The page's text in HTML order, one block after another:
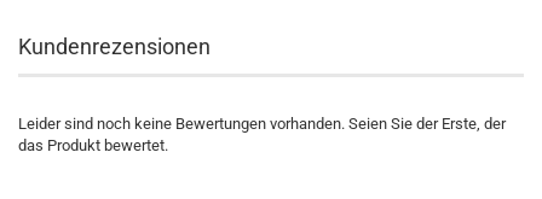
Kundenrezensionen
Leider sind noch keine Bewertungen vorhanden. Seien Sie der Erste, der
das Produkt bewertet.